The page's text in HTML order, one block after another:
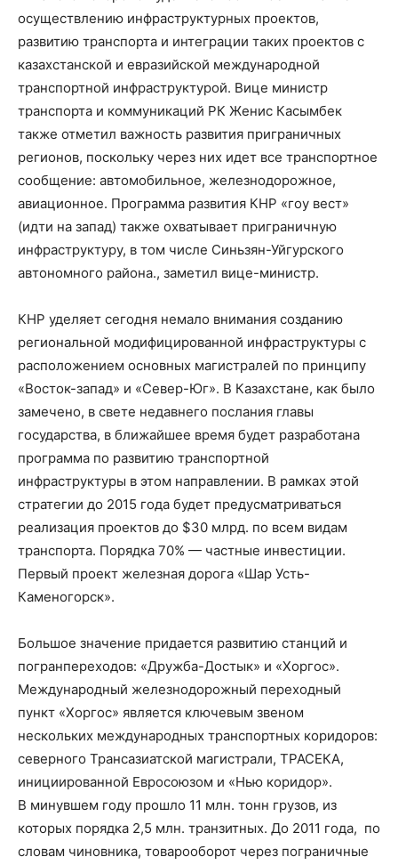
осуществлению инфраструктурных проектов,
развитию транспорта и интеграции таких проектов с
казахстанской и евразийской международной
транспортной инфраструктурой. Вице министр
транспорта и коммуникаций РК Женис Касымбек
также отметил важность развития приграничных
регионов, поскольку через них идет все транспортное
сообщение: автомобильное, железнодорожное,
авиационное. Программа развития КНР «гоу вест»
(идти на запад) также охватывает приграничную
инфраструктуру, в том числе Синьзян-Уйгурского
автономного района., заметил вице-министр.
КНР уделяет сегодня немало внимания созданию
региональной модифицированной инфраструктуры с
расположением основных магистралей по принципу
«Восток-запад» и «Север-Юг». В Казахстане, как было
замечено, в свете недавнего послания главы
государства, в ближайшее время будет разработана
программа по развитию транспортной
инфраструктуры в этом направлении. В рамках этой
стратегии до 2015 года будет предусматриваться
реализация проектов до $30 млрд. по всем видам
транспорта. Порядка 70% — частные инвестиции.
Первый проект железная дорога «Шар Усть-
Каменогорск».
Большое значение придается развитию станций и
погранпереходов: «Дружба-Достык» и «Хоргос».
Международный железнодорожный переходный
пункт «Хоргос» является ключевым звеном
нескольких международных транспортных коридоров:
северного Трансазиатской магистрали, ТРАСЕКА,
инициированной Евросоюзом и «Нью коридор».
В минувшем году прошло 11 млн. тонн грузов, из
которых порядка 2,5 млн. транзитных. До 2011 года, по
словам чиновника, товарооборот через пограничные